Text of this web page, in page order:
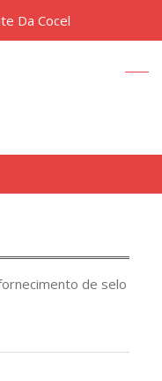
Da Cocel
de selo